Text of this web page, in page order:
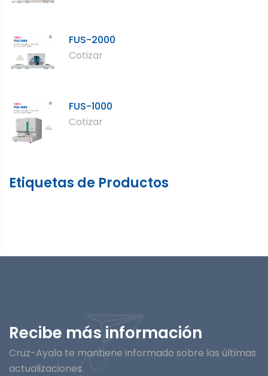
FUS-2000
Cotizar
FUS-1000
Cotizar
Etiquetas de Productos
Recibe más información
Cruz-Ayala te mantiene informado sobre las últimas
actualizaciones.